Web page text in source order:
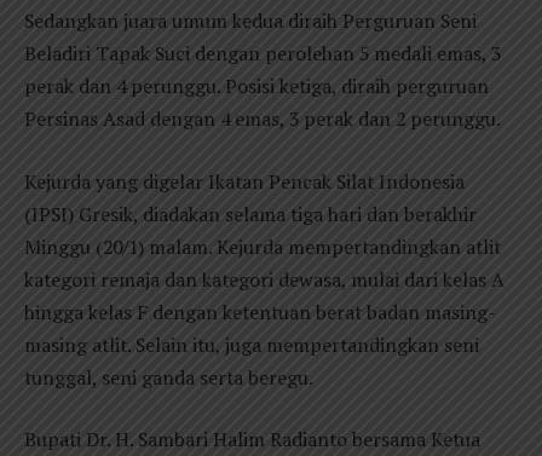
Sedangkan juara umum kedua diraih Perguruan Seni
Beladiri Tapak Suci dengan perolehan 5 medali emas, 3
perak dan 4 perunggu. Posisi ketiga, diraih perguruan
Persinas Asad dengan 4 emas, 3 perak dan 2 perunggu.
Kejurda yang digelar Ikatan Pencak Silat Indonesia
(IPSI) Gresik, diadakan selama tiga hari dan berakhir
Minggu (20/1) malam. Kejurda mempertandingkan atlit
kategori remaja dan kategori dewasa, mulai dari kelas A
hingga kelas F dengan ketentuan berat badan masing-
masing atlit. Selain itu, juga mempertandingkan seni
tunggal, seni ganda serta beregu.
Bupati Dr. H. Sambari Halim Radianto bersama Ketua